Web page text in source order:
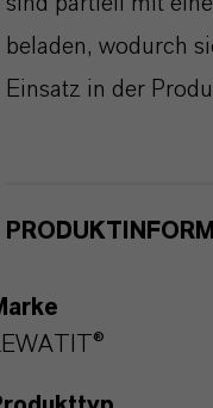
beladen, wodurch
Einsatz in der